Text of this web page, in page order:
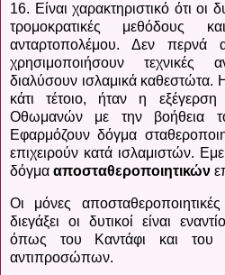
16. Είναι χαρακτηριστικό ότι οι
τρομοκρατικές μεθόδους
ανταρτοπολέμου. Δεν
χρησιμοποιήσουν τεχνικές
διαλύσουν ισλαμικά καθεστώτα.
κάτι τέτοιο, ήταν η
Οθωμανών με την βοήθεια
Εφαρμόζουν δόγμα
επιχειρούν κατά ισλαμιστών.
δόγμα αποσταθεροποιητικών
Οι μόνες
διεγάξει οι δυτικοί είναι
όπως του Καντάφι και του
αντιπροσώπων.